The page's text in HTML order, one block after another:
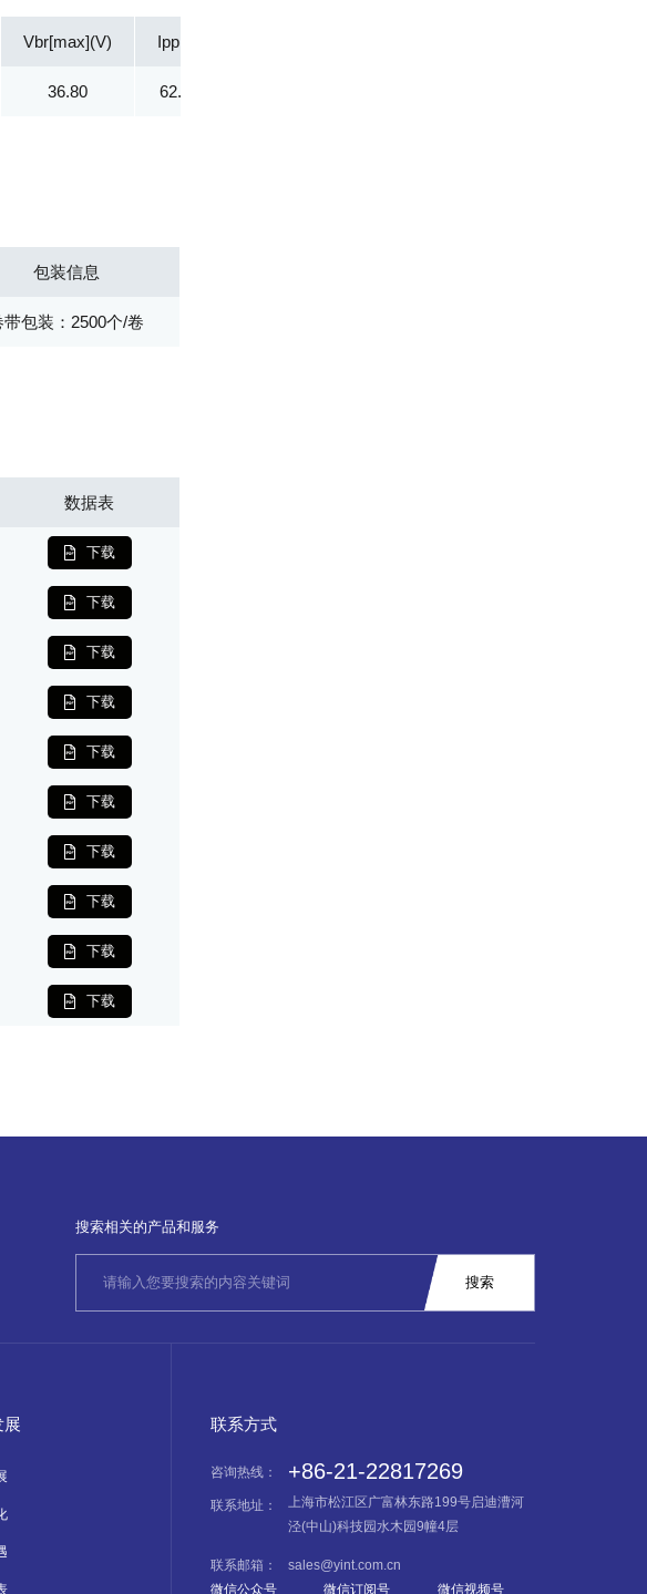
Vbr[max](V)
36.80
Ipp(A)
62.00
包装信息
带包装：2500个/卷
数据表
下载
下载
下载
下载
下载
下载
下载
下载
下载
下载
搜索相关的产品和服务
展 联系方式
咨询热线： +86-21-22817269
联系地址：
上海市松江区广富林东路199号启迪漕河
泾(中山)科技园水木园9幢4层
联系邮箱：
sales@yint.com.cn
微信公众号
微信订阅号 微信视频号